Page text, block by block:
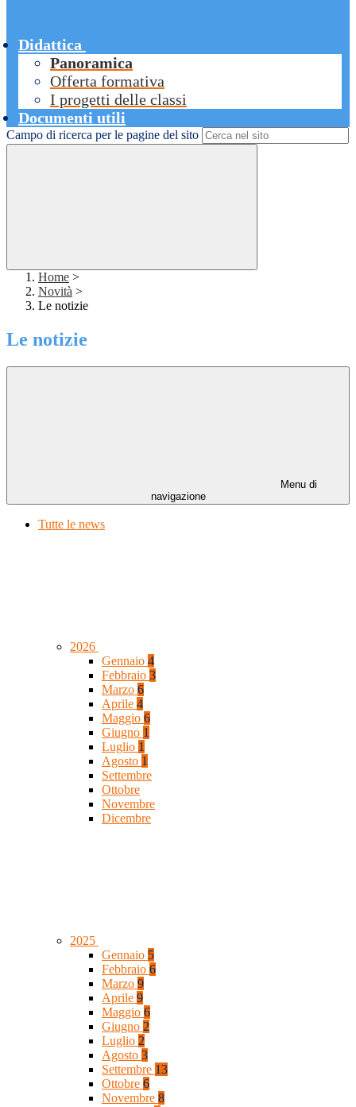
Didattica
Panoramica
Offerta formativa
I progetti delle classi
Documenti utili
Campo di ricerca per le pagine del sito
Home >
Novità >
Le notizie
Le notizie
Menu di
navigazione
Tutte le news
2026
Gennaio 4
Febbraio 3
Marzo 6
Aprile 4
Maggio 6
Giugno 1
Luglio 1
Agosto 1
Settembre
Ottobre
Novembre
Dicembre
2025
Gennaio 5
Febbraio 6
Marzo 9
Aprile 9
Maggio 6
Giugno 2
Luglio 2
Agosto 3
Settembre 13
Ottobre 6
Novembre 8